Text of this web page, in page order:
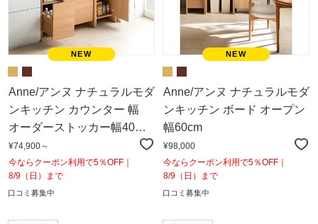
Anne/アンヌ ナチュラルモダ
ンキッチン カウンター 幅
オーダーストッカー幅40～
50cm
¥74,900～
今ならクーポン利用で5％OFF｜
8/9（日）まで
口コミ募集中
Anne/アンヌ ナチュラルモダ
ンキッチン ボード オープン
幅60cm
¥98,000
今ならクーポン利用で5％OFF｜
8/9（日）まで
口コミ募集中